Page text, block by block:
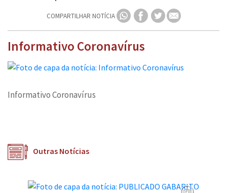
COMPARTILHAR NOTÍCIA
Informativo Coronavírus
Informativo Coronavírus
Outras Notícias